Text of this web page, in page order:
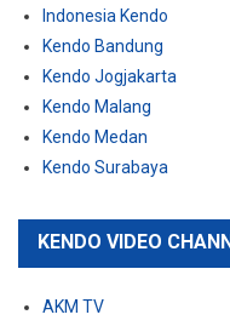
Indonesia Kendo
Kendo Bandung
Kendo Jogjakarta
Kendo Malang
Kendo Medan
Kendo Surabaya
KENDO VIDEO
AKM TV